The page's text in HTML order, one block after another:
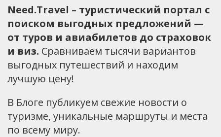
Need.Travel – туристический портал с
поиском выгодных предложений —
от туров и авиабилетов до страховок
и виз. Сравниваем тысячи вариантов
выгодных путешествий и находим
лучшую цену!
В Блоге публикуем свежие новости о
туризме, уникальные маршруты и места
по всему миру.